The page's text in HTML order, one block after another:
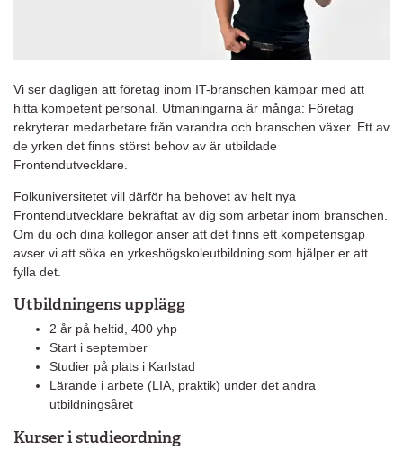
Vi ser dagligen att företag inom IT-branschen kämpar med att
hitta kompetent personal. Utmaningarna är många: Företag
rekryterar medarbetare från varandra och branschen växer. Ett av
de yrken det finns störst behov av är utbildade
Frontendutvecklare.
Folkuniversitetet vill därför ha behovet av helt nya
Frontendutvecklare bekräftat av dig som arbetar inom branschen.
Om du och dina kollegor anser att det finns ett kompetensgap
avser vi att söka en yrkeshögskoleutbildning som hjälper er att
fylla det.
Utbildningens upplägg
2 år på heltid, 400 yhp
Start i september
Studier på plats i Karlstad
Lärande i arbete (LIA, praktik) under det andra
utbildningsåret
Kurser i studieordning